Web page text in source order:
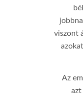
viszont
Az
azt